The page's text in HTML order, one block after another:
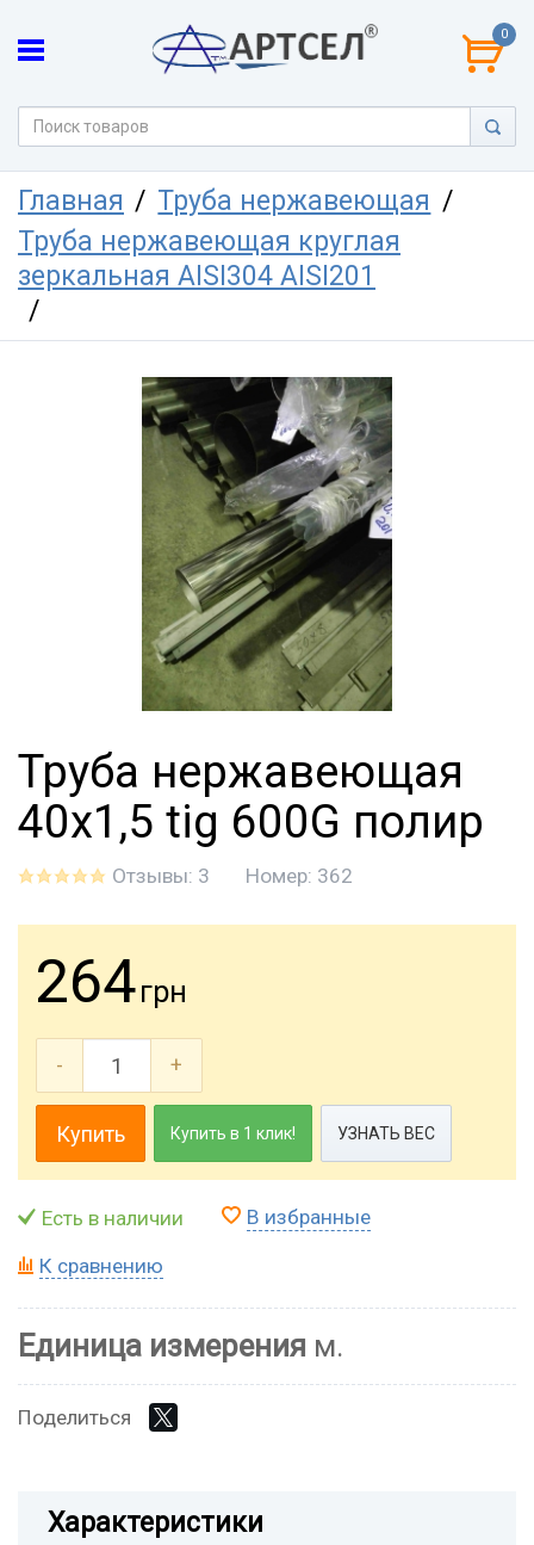
0
Главная
Труба нержавеющая
Труба нержавеющая круглая
зеркальная AISI304 AISI201
Труба нержавеющая
40х1,5 tig 600G полир
Отзывы: 3 Номер: 362
264грн
- +
Купить Купить в 1 клик! УЗНАТЬ ВЕС
Есть в наличии В избранные
К сравнению
Единица измерения м.
Поделиться
Характеристики